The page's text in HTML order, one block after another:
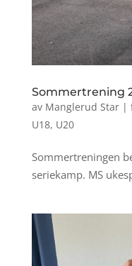
Sommertrening
av Manglerud Star|
U18, U20
Sommertreningen
seriekamp. MS